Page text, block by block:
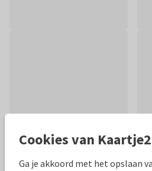
Cookies van
Ga je akkoord met het opslaan